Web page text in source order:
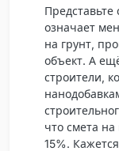
означает
на грунт,
объект. А
строители,
что смета на
15%.